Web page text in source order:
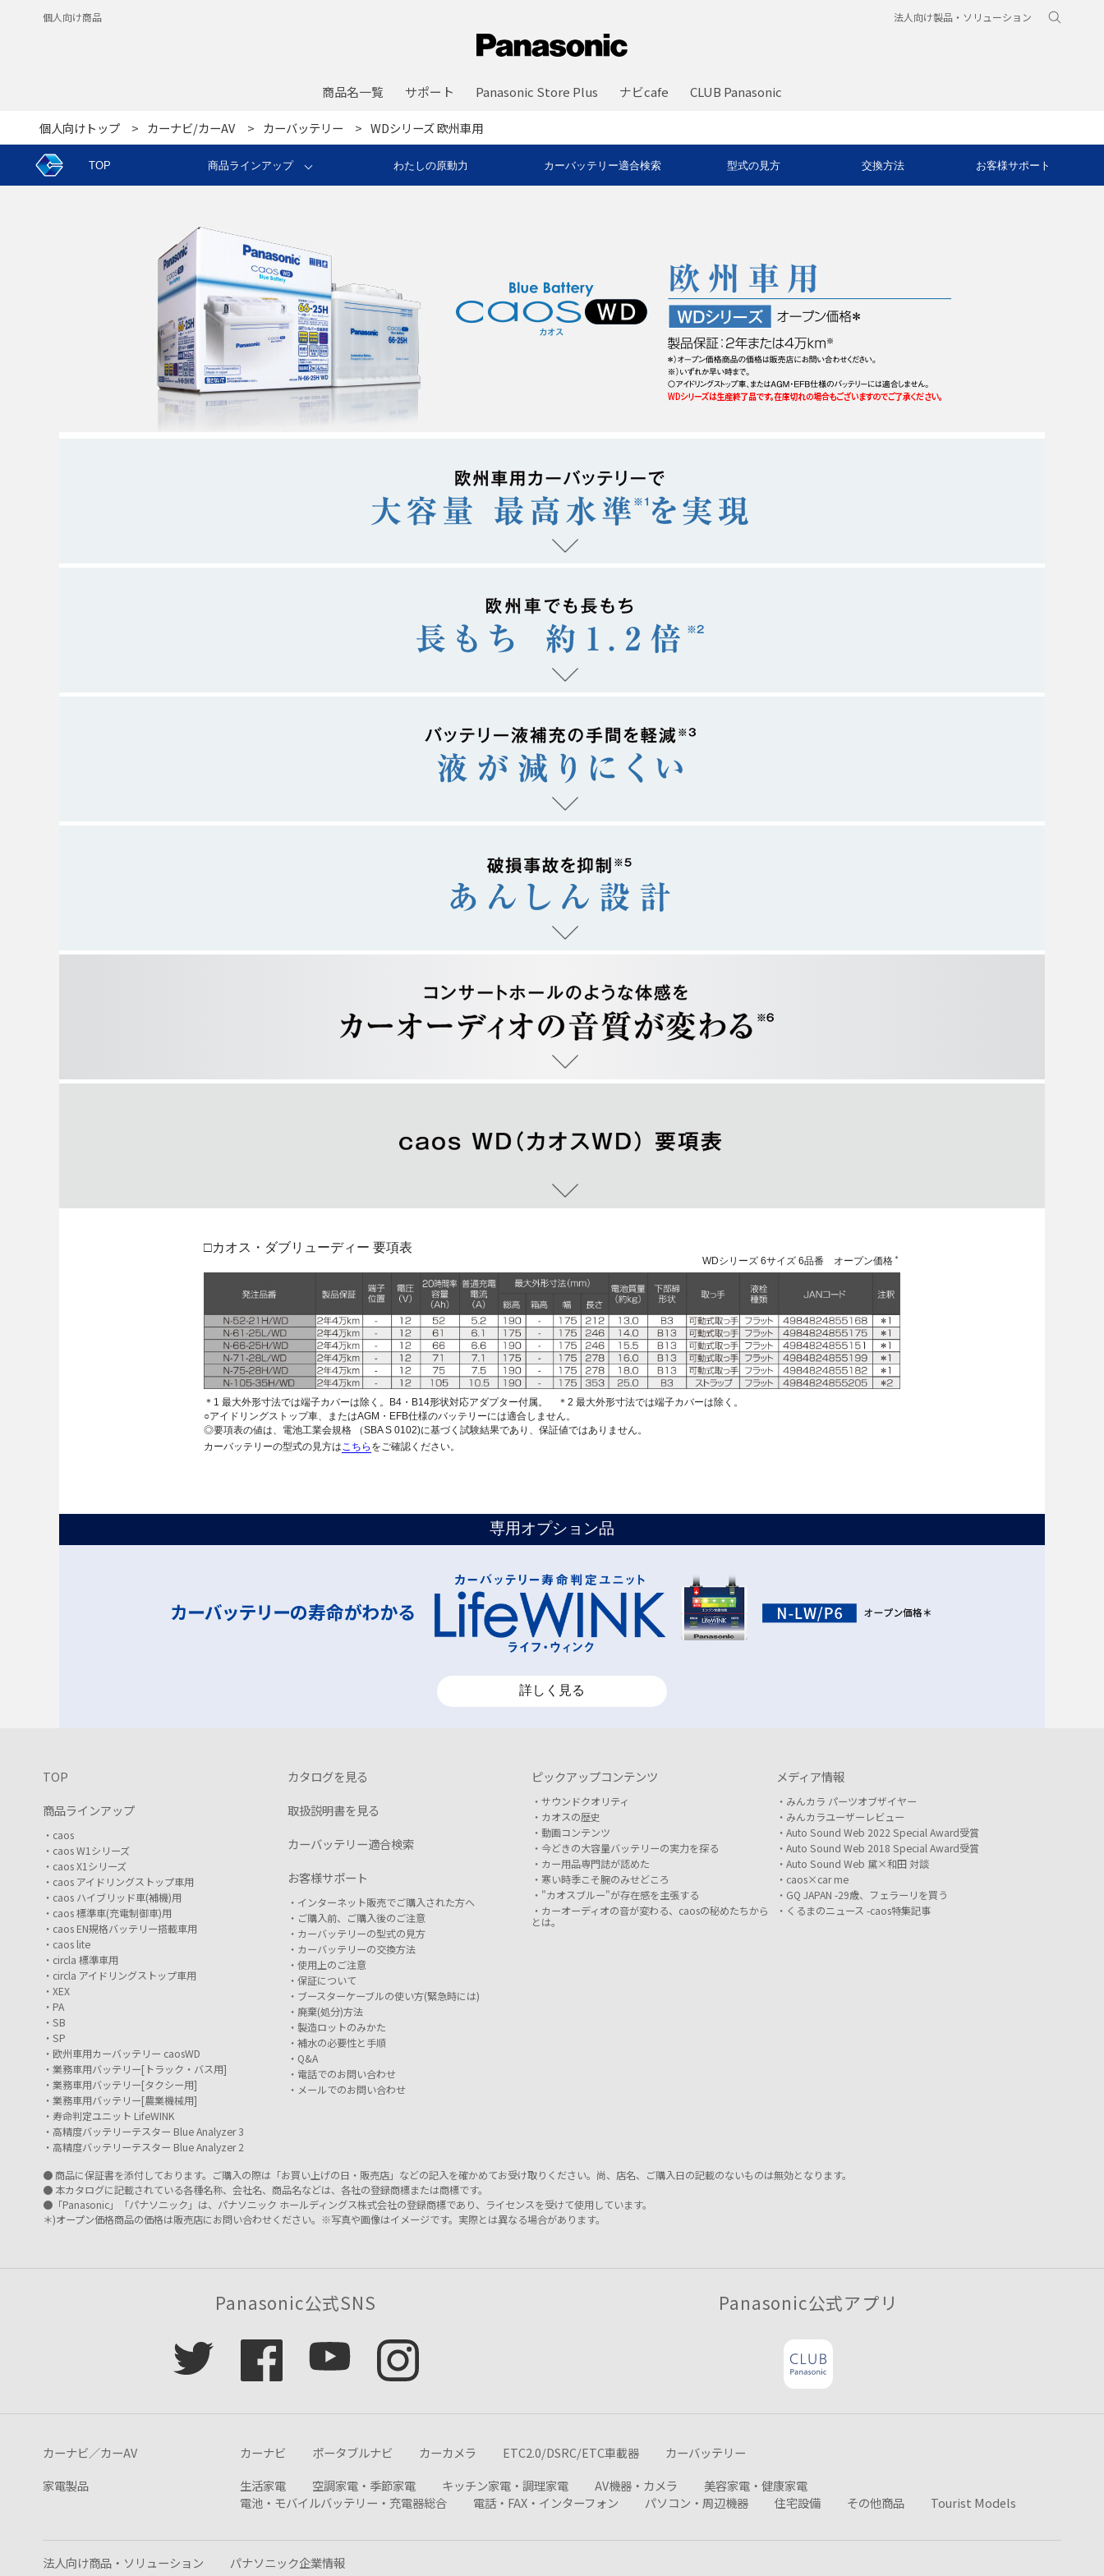
個人向け商品
商品名一覧 サポート Panasonic Store Plus ナビcafe CLUB Panasonic
法人向け製品・ソリューション
個人向けトップ カーナビ/カーAV カーバッテリー WDシリーズ 欧州車用
TOP 商品ラインアップ わたしの原動力 カーバッテリー適合検索 型式の見方 交換方法 お客様サポート
□カオス・ダブリューディー 要項表
WDシリーズ 6サイズ 6品番 オープン価格 ＊
＊1 最大外形寸法では端子カバーは除く。B4・B14形状対応アダプター付属。 ＊2 最大外形寸法では端子カバーは除く。
○アイドリングストップ車、またはAGM・EFB仕様のバッテリーには適合しません。
◎要項表の値は、電池工業会規格 （SBA S 0102)に基づく試験結果であり、保証値ではありません。
カーバッテリーの型式の見方はこちら をご確認ください。
専用オプション品
詳しく見る
TOP
商品ラインアップ
caos
caos W1シリーズ
caos X1シリーズ
caos アイドリングストップ車用
caos ハイブリッド車(補機)用
caos 標準車(充電制御車)用
caos EN規格バッテリー搭載車用
caos lite
circla 標準車用
circla アイドリングストップ車用
XEX
PA
SB
SP
欧州車用カーバッテリー caosWD
業務車用バッテリー[トラック・バス用]
業務車用バッテリー[タクシー用]
業務車用バッテリー[農業機械用]
寿命判定ユニット LifeWINK
高精度バッテリーテスター Blue Analyzer 3
高精度バッテリーテスター Blue Analyzer 2
カタログを見る
取扱説明書を見る
カーバッテリー適合検索
お客様サポート
インターネット販売でご購入された方へ
ご購入前、ご購入後のご注意
カーバッテリーの型式の見方
カーバッテリーの交換方法
使用上のご注意
保証について
ブースターケーブルの使い方(緊急時には)
廃棄(処分)方法
製造ロットのみかた
補水の必要性と手順
Q&A
電話でのお問い合わせ
メールでのお問い合わせ
ピックアップコンテンツ
サウンドクオリティ
カオスの歴史
動画コンテンツ
今どきの大容量バッテリーの実力を探る
カー用品専門誌が認めた
寒い時季こそ腕のみせどころ
"カオスブルー"が存在感を主張する
カーオーディオの音が変わる、caosの秘めたちから
とは。
メディア情報
みんカラ パーツオブザイヤー
みんカラユーザーレビュー
Auto Sound Web 2022 Special Award受賞
Auto Sound Web 2018 Special Award受賞
Auto Sound Web 黛×和田 対談
caos×car me
GQ JAPAN -29歳、フェラーリを買う
くるまのニュース -caos特集記事
● 商品に保証書を添付しております。ご購入の際は「お買い上げの日・販売店」などの記入を確かめてお受け取りください。尚、店名、ご購入日の記載のないものは無効となります。
● 本カタログに記載されている各種名称、会社名、商品名などは、各社の登録商標または商標です。
●「Panasonic」「パナソニック」は、パナソニック ホールディングス株式会社の登録商標であり、ライセンスを受けて使用しています。
＊)オープン価格商品の価格は販売店にお問い合わせください。※写真や画像はイメージです。実際とは異なる場合があります。
Panasonic公式SNS Panasonic公式アプリ
カーナビ／カーAV カーナビ ポータブルナビ カーカメラ ETC2.0/DSRC/ETC車載器
カーバッテリー
家電製品
生活家電 空調家電・季節家電 キッチン家電・調理家電 AV機器・カメラ
美容家電・健康家電
電池・モバイルバッテリー・充電器総合
電話・FAX・インターフォン パソコン・周辺機器 住宅設備 その他商品 Tourist Models
法人向け商品・ソリューション パナソニック企業情報